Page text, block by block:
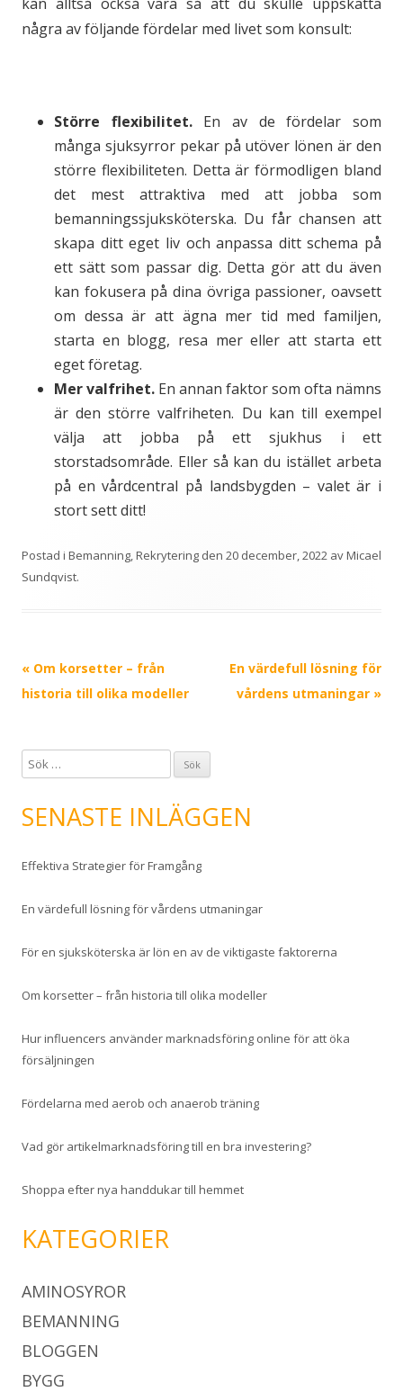
några av följande fördelar med livet som konsult:
Större flexibilitet.En av de fördelar som
många sjuksyrror pekar på utöver lönen är den
större flexibiliteten. Detta är förmodligen bland
det mest attraktiva med att jobba som
bemanningssjuksköterska. Du får chansen att
skapa ditt eget liv och anpassa ditt schema på
ett sätt som passar dig. Detta gör att du även
kan fokusera på dina övriga passioner, oavsett
om dessa är att ägna mer tid med familjen,
starta en blogg, resa mer eller att starta ett
eget företag.
Mer valfrihet. En annan faktor som ofta nämns
är den större valfriheten. Du kan till exempel
välja att jobba på ett sjukhus i ett
storstadsområde. Eller så kan du istället arbeta
på en vårdcentral på landsbygden – valet är i
stort sett ditt!
Postad i Bemanning,Rekrytering den 20 december, 2022 avMicael
Sundqvist.
Inläggsnavigering
« Om korsetter – från
historia till olika modeller
En värdefull lösning för
vårdens utmaningar »
ö
e
t
r
SENASTE INLÄGGEN
Effektiva Strategier för Framgång
En värdefull lösning för vårdens utmaningar
För en sjuksköterska är lön en av de viktigaste faktorerna
Om korsetter – från historia till olika modeller
Hur influencers använder marknadsföring online för att öka
försäljningen
Fördelarna med aerob och anaerob träning
Vad gör artikelmarknadsföring till en bra investering?
Shoppa efter nya handdukar till hemmet
KATEGORIER
AMINOSYROR
BEMANNING
BLOGGEN
BYGG